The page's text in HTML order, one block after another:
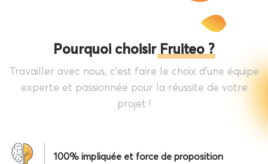
Pourquoi choisir Fruiteo ?
Travailler avec nous, c'est faire le choix d'une équipe
experte et passionnée pour la réussite de votre
projet !
100% impliquée et force de proposition